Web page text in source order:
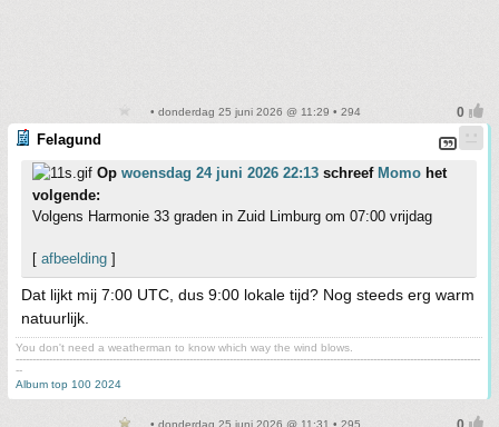
• donderdag 25 juni 2026 @ 11:29 • 294
Felagund
Op woensdag 24 juni 2026 22:13 schreef Momo het
volgende:
Volgens Harmonie 33 graden in Zuid Limburg om 07:00 vrijdag
[ afbeelding ]
Dat lijkt mij 7:00 UTC, dus 9:00 lokale tijd? Nog steeds erg warm
natuurlijk.
You don't need a weatherman to know which way the wind blows.
-------------------------------------------------------------------------------------------------------------------------------------------
--
Album top 100 2024
• donderdag 25 juni 2026 @ 11:31 • 295